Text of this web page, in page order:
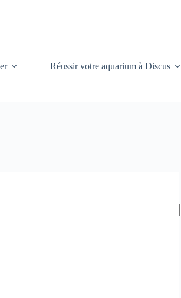
Réussir votre aquarium à Discus